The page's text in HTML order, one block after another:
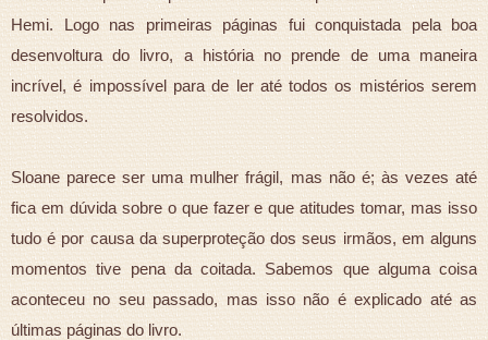
Hemi. Logo nas primeiras páginas fui conquistada pela boa
desenvoltura do livro, a história no prende de uma maneira
incrível, é impossível para de ler até todos os mistérios serem
resolvidos.
Sloane parece ser uma mulher frágil, mas não é; às vezes até
fica em dúvida sobre o que fazer e que atitudes tomar, mas isso
tudo é por causa da superproteção dos seus irmãos, em alguns
momentos tive pena da coitada. Sabemos que alguma coisa
aconteceu no seu passado, mas isso não é explicado até as
últimas páginas do livro.